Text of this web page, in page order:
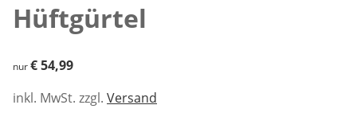
Hüftgürtel
€ 54,99
nur€ 54,99
inkl. MwSt. zzgl. Versand